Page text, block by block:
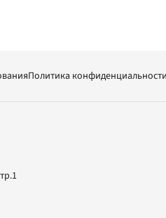
Политика конфиденциальности